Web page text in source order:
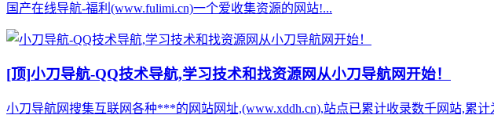
国产在线导航-福利(www.fulimi.cn)一个爱收集资源的网站!...
[顶]小刀导航-QQ技术导航,学习技术和找资源网从小刀导航网开始！
小刀导航网搜集互联网各种***的网站网址,(www.xddh.cn),站点已累计收录数千网站,